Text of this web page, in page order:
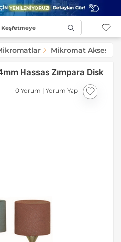
Keşfetmeye
Mikromat
Hassas Zımpara Disk
0 Yorum | Yorum Yap